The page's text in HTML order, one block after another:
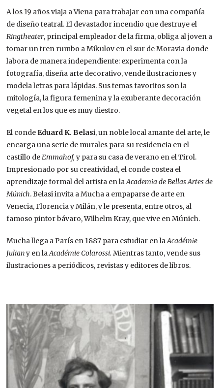
A los 19 años viaja a Viena para trabajar con una compañía
de diseño teatral. El devastador incendio que destruye el
Ringtheater, principal empleador de la firma, obliga al joven a
tomar un tren rumbo a Mikulov en el sur de Moravia donde
labora de manera independiente: experimenta con la
fotografía, diseña arte decorativo, vende ilustraciones y
modela letras para lápidas. Sus temas favoritos son la
mitología, la figura femenina y la exuberante decoración
vegetal en los que es muy diestro.
El conde Eduard K. Belasi, un noble local amante del arte, le
encarga una serie de murales para su residencia en el
castillo de Emmahof,y para su casa de verano en el Tirol.
Impresionado por su creatividad, el conde costea el
aprendizaje formal del artista en laAcademia de Bellas Artes de
Múnich. Belasi invita a Mucha a empaparse de arte en
Venecia, Florencia y Milán, y le presenta, entre otros, al
famoso pintor bávaro, Wilhelm Kray, que vive en Múnich.
Mucha llega a París en 1887 para estudiar en laAcadémie
Juliany en laAcadémie Colarossi.Mientras tanto, vende sus
ilustraciones a periódicos, revistas y editores de libros.